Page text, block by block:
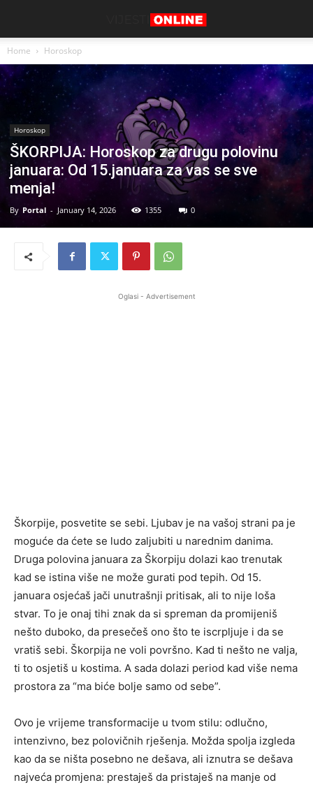
Home Horoskop
Horoskop
ŠKORPIJA: Horoskop za drugu polovinu
januara: Od 15.januara za vas se sve
menja!
By Portal - January 14, 2026 1355 0
Oglasi - Advertisement
Škorpije, posvetite se sebi. Ljubav je na vašoj strani pa je
moguće da ćete se ludo zaljubiti u narednim danima.
Druga polovina januara za Škorpiju dolazi kao trenutak
kad se istina više ne može gurati pod tepih. Od 15.
januara osjećaš jači unutrašnji pritisak, ali to nije loša
stvar. To je onaj tihi znak da si spreman da promijeniš
nešto duboko, da presečeš ono što te iscrpljuje i da se
vratiš sebi. Škorpija ne voli površno. Kad ti nešto ne valja,
ti to osjetiš u kostima. A sada dolazi period kad više nema
prostora za “ma biće bolje samo od sebe”.
Ovo je vrijeme transformacije u tvom stilu: odlučno,
intenzivno, bez polovičnih rješenja. Možda spolja izgleda
kao da se ništa posebno ne dešava, ali iznutra se dešava
najveća promjena: prestaješ da pristaješ na manje od